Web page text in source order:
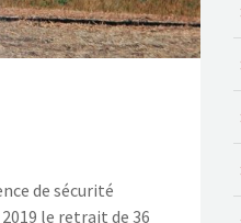
de sécurité
le retrait de 36